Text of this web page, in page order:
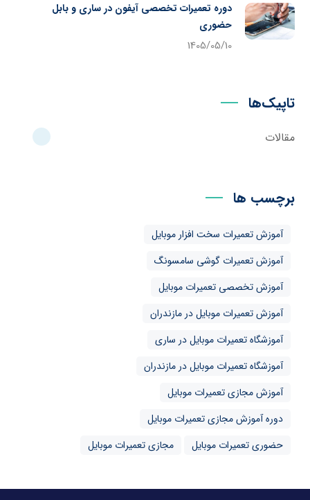
دوره تعمیرات تخصصی آیفون در ساری و بابل
حضوری
1405/05/10
تاپیک‌ها
مقالات
برچسب ها
آموزش تعمیرات سخت افزار موبایل
آموزش تعمیرات گوشی سامسونگ
آموزش تخصصی تعمیرات موبایل
آموزش تعمیرات موبایل در مازندران
آموزشگاه تعمیرات موبایل در ساری
آموزشگاه تعمیرات موبایل در مازندران
آموزش مجازی تعمیرات موبایل
دوره آموزش مجازی تعمیرات موبایل
حضوری تعمیرات موبایل
مجازی تعمیرات موبایل